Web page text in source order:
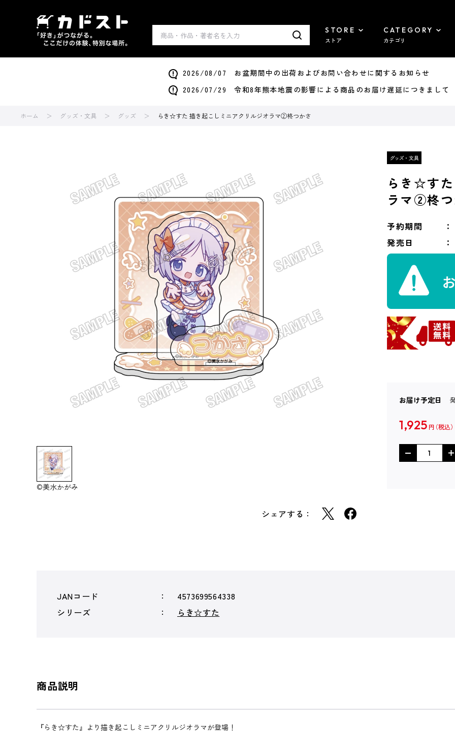
STORE
ストア
CATEGORY
カテゴリ
2026/08/07 お盆期間中の出荷およびお問い合わせに関するお知らせ
2026/07/29 令和8年熊本地震の影響による商品のお届け遅延につきまして
ホーム グッズ・文具 グッズ らき☆すた 描き起こしミニアクリルジオラマ②柊つかさ
©美水かがみ
シェアする：
らき☆す
ラマ②柊つ
予約期間
発売日
お届け予定日
1,925 円
JANコード
4573699564338
シリーズ
らき☆すた
商品説明
『らき☆すた』より描き起こしミニアクリルジオラマが登場！